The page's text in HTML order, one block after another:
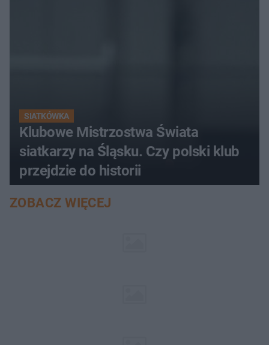
SIATKÓWKA
Klubowe Mistrzostwa Świata
siatkarzy na Śląsku. Czy polski klub
przejdzie do historii
ZOBACZ WIĘCEJ